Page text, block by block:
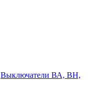
Выключатели ВА, ВН,